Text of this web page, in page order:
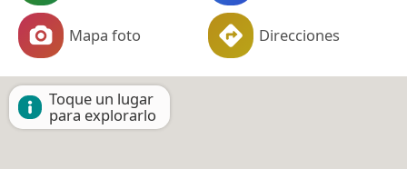
Mapa foto Direcciones
Toque un lugar
para explorarlo